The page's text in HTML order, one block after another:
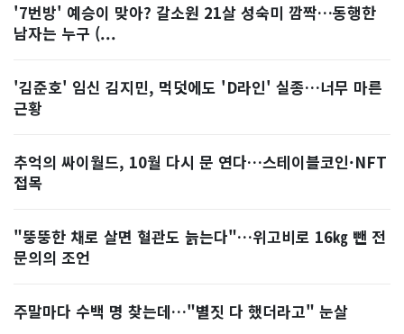
'7번방' 예승이 맞아? 갈소원 21살 성숙미 깜짝…동행한
남자는 누구 (...
'김준호' 임신 김지민, 먹덧에도 'D라인' 실종…너무 마른
근황
추억의 싸이월드, 10월 다시 문 연다…스테이블코인·NFT
접목
"뚱뚱한 채로 살면 혈관도 늙는다"…위고비로 16㎏ 뺀 전
문의의 조언
주말마다 수백 명 찾는데…"별짓 다 했더라고" 눈살